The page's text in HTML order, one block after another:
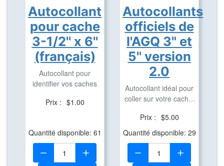
Autocollant
pour cache
3-1/2'' x 6''
(français)
Autocollant pour
identifier vos caches
Prix : $1.00
Quantité disponible: 61
Quantité:
Autocollants
officiels de
l'AGQ 3" et
5'' version
2.0
Autocollant idéal pour
coller sur votre cache,
Prix : $5.00
Quantité disponible: 29
Quantité: